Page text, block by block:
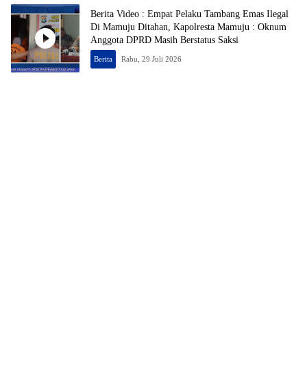
Berita Video : Empat Pelaku Tambang Emas Ilegal
Di Mamuju Ditahan, Kapolresta Mamuju : Oknum
Anggota DPRD Masih Berstatus Saksi
Berita Rabu, 29 Juli 2026